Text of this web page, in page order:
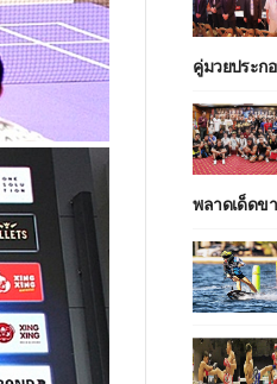
คู่มวยประก
พลาดเด็ดข